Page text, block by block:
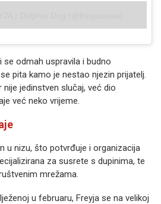
se odmah uspravila i budno
pita kamo je nestao njezin prijatelj.
nije jedinstven slučaj, već dio
već neko vrijeme.
u nizu, što potvrđuje i organizacija
za susrete s dupinima, te
mrežama.
u februaru, Freyja se na velikoj